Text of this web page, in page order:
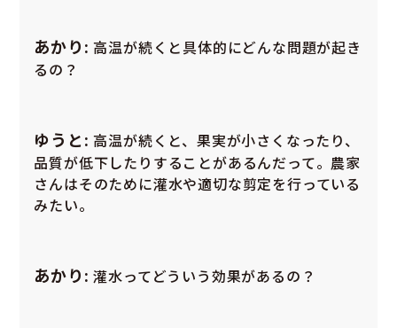
あかり: 高温が続くと具体的にどんな問題が起き
るの？
ゆうと: 高温が続くと、果実が小さくなったり、
品質が低下したりすることがあるんだって。農家
さんはそのために灌水や適切な剪定を行っている
みたい。
あかり: 灌水ってどういう効果があるの？